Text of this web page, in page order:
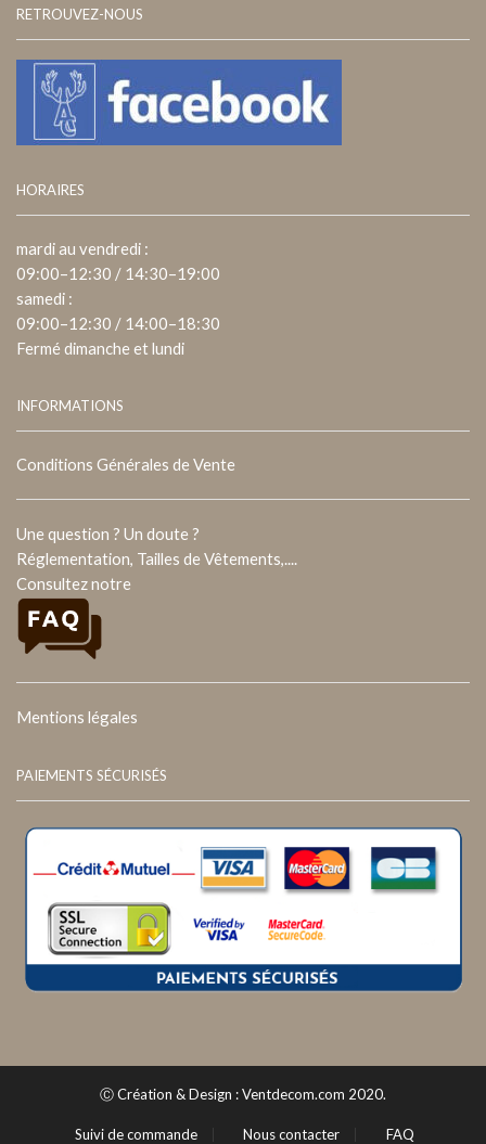
RETROUVEZ-NOUS
HORAIRES
mardi au vendredi :
09:00–12:30 / 14:30–19:00
samedi :
09:00–12:30 / 14:00–18:30
Fermé dimanche et lundi
INFORMATIONS
Conditions Générales de Vente
Une question ? Un doute ?
Réglementation, Tailles de Vêtements,....
Consultez notre
Mentions légales
PAIEMENTS SÉCURISÉS
Ⓒ Création & Design : Ventdecom.com 2020.
Suivi de commande Nous contacter FAQ